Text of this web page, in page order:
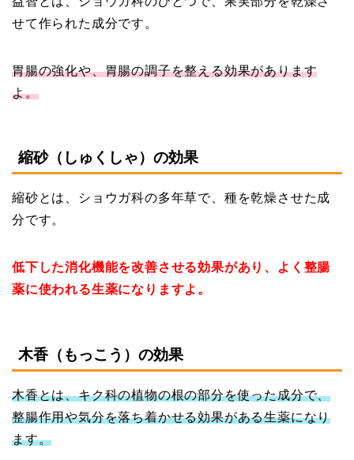
せて作られた成分です。
胃腸の強化や、胃腸の調子を整える効果があります
よ。
縮砂（しゅくしゃ）の効果
縮砂とは、ショウガ科の多年草で、種を乾燥させた成
分です。
低下した消化機能を改善させる効果があり、よく整腸
薬に使われる生薬になりますよ。
木香（もっこう）の効果
木香とは、キク科の植物の根の部分を使った成分で、
整腸作用や気分を落ち着かせる効果がある生薬になり
ます。